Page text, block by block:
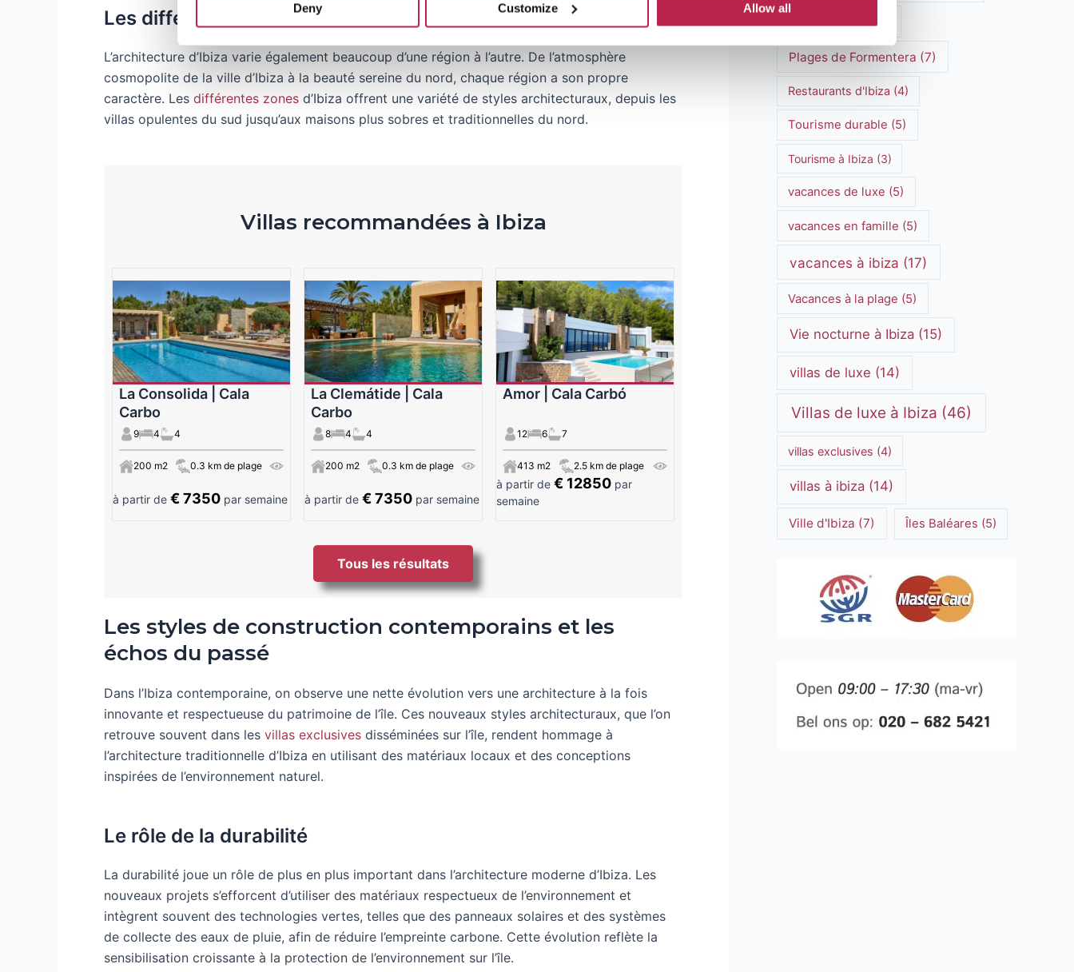
Deny Customize Allow all
Les différentes régions d’Ibiza
L’architecture d’Ibiza varie également beaucoup d’une région à l’autre. De l’atmosphère
cosmopolite de la ville d’Ibiza à la beauté sereine du nord, chaque région a son propre
caractère. Les différentes zones d’Ibiza offrent une variété de styles architecturaux, depuis les
villas opulentes du sud jusqu’aux maisons plus sobres et traditionnelles du nord.
Villas recommandées à Ibiza
La Consolida | Cala
Carbo
9 4 4
200 m2 0.3 km de plage
à partir de € 7350 par semaine
La Clemátide | Cala
Carbo
8 4 4
200 m2 0.3 km de plage
à partir de € 7350 par semaine
Amor | Cala Carbó
12 6 7
413 m2 2.5 km de plage
à partir de € 12850 par
semaine
Tous les résultats
Les styles de construction contemporains et les
échos du passé
Dans l’Ibiza contemporaine, on observe une nette évolution vers une architecture à la fois
innovante et respectueuse du patrimoine de l’île. Ces nouveaux styles architecturaux, que l’on
retrouve souvent dans les villas exclusives disséminées sur l’île, rendent hommage à
l’architecture traditionnelle d’Ibiza en utilisant des matériaux locaux et des conceptions
inspirées de l’environnement naturel.
Le rôle de la durabilité
La durabilité joue un rôle de plus en plus important dans l’architecture moderne d’Ibiza. Les
nouveaux projets s’efforcent d’utiliser des matériaux respectueux de l’environnement et
intègrent souvent des technologies vertes, telles que des panneaux solaires et des systèmes
de collecte des eaux de pluie, afin de réduire l’empreinte carbone. Cette évolution reflète la
sensibilisation croissante à la protection de l’environnement sur l’île.
(7)
Plages de Formentera (7)
Restaurants d'Ibiza (4)
Tourisme durable (5)
Tourisme à Ibiza (3)
vacances de luxe (5)
vacances en famille (5)
vacances à ibiza (17)
Vacances à la plage (5)
Vie nocturne à Ibiza (15)
villas de luxe (14)
Villas de luxe à Ibiza (46)
villas exclusives (4)
villas à ibiza (14)
Ville d'Ibiza (7) Îles Baléares (5)